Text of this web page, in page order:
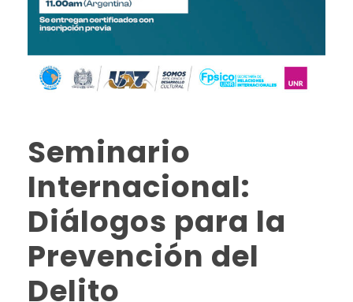
Seminario
Internacional:
Diálogos para la
Prevención del
Delito